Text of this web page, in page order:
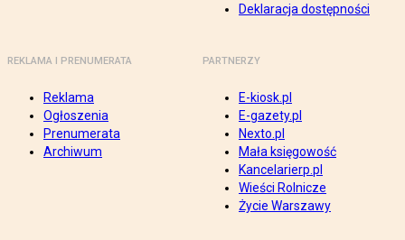
Deklaracja dostępności
REKLAMA I PRENUMERATA
Reklama
Ogłoszenia
Prenumerata
Archiwum
PARTNERZY
E-kiosk.pl
E-gazety.pl
Nexto.pl
Mała księgowość
Kancelarierp.pl
Wieści Rolnicze
Życie Warszawy